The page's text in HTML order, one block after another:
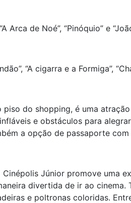
Arca de Noé”, “Pinóquio” e
“A cigarra e a Formiga”,
do shopping, é uma
e obstáculos para
a opção de passaporte
Júnior promove uma
divertida de ir ao
e poltronas coloridas.